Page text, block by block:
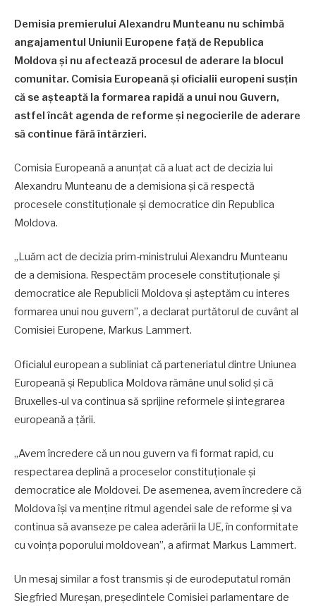
Demisia premierului Alexandru Munteanu nu schimbă
angajamentul Uniunii Europene față de Republica
Moldova și nu afectează procesul de aderare la blocul
comunitar. Comisia Europeană și oficialii europeni susțin
că se așteaptă la formarea rapidă a unui nou Guvern,
astfel încât agenda de reforme și negocierile de aderare
să continue fără întârzieri.
Comisia Europeană a anunțat că a luat act de decizia lui
Alexandru Munteanu de a demisiona și că respectă
procesele constituționale și democratice din Republica
Moldova.
„Luăm act de decizia prim-ministrului Alexandru Munteanu
de a demisiona. Respectăm procesele constituționale și
democratice ale Republicii Moldova și așteptăm cu interes
formarea unui nou guvern”, a declarat purtătorul de cuvânt al
Comisiei Europene, Markus Lammert.
Oficialul european a subliniat că parteneriatul dintre Uniunea
Europeană și Republica Moldova rămâne unul solid și că
Bruxelles-ul va continua să sprijine reformele și integrarea
europeană a țării.
„Avem încredere că un nou guvern va fi format rapid, cu
respectarea deplină a proceselor constituționale și
democratice ale Moldovei. De asemenea, avem încredere că
Moldova își va menține ritmul agendei sale de reforme și va
continua să avanseze pe calea aderării la UE, în conformitate
cu voința poporului moldovean”, a afirmat Markus Lammert.
Un mesaj similar a fost transmis și de eurodeputatul român
Siegfried Mureșan, președintele Comisiei parlamentare de